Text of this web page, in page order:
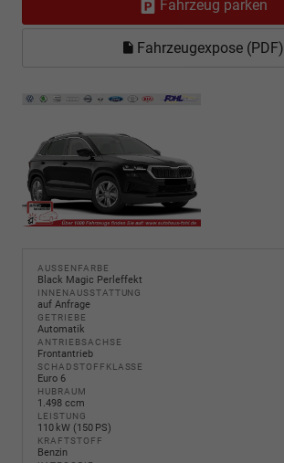
Fahrzeug parken
Fahrzeugexpose (PDF)
AUSSENFARBE
Black Magic Perleffekt
INNENAUSSTATTUNG
auf Anfrage
GETRIEBE
Automatik
ANTRIEBSACHSE
Frontantrieb
SCHADSTOFFKLASSE
Euro 6
HUBRAUM
1.498 ccm
LEISTUNG
110 kW (150 PS)
KRAFTSTOFF
Benzin